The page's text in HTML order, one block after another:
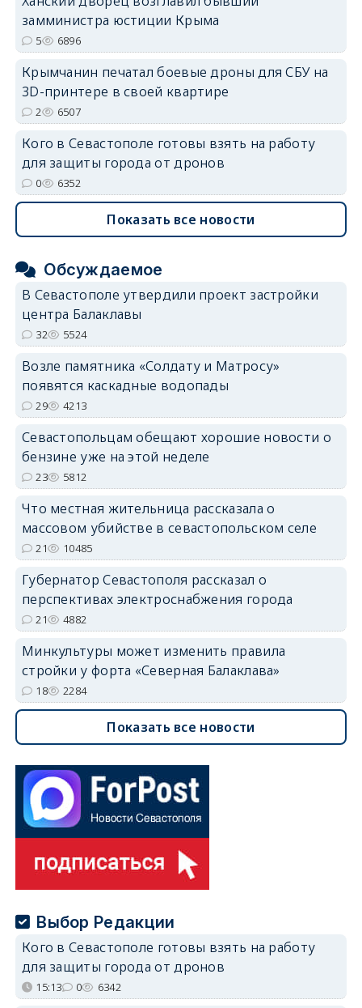
замминистра юстиции Крыма
5 6896
Крымчанин печатал боевые дроны для СБУ на
3D-принтере в своей квартире
2 6507
Кого в Севастополе готовы взять на работу
для защиты города от дронов
0 6352
Показать все новости
Обсуждаемое
В Севастополе утвердили проект застройки
центра Балаклавы
32 5524
Возле памятника «Солдату и Матросу»
появятся каскадные водопады
29 4213
Севастопольцам обещают хорошие новости о
бензине уже на этой неделе
23 5812
Что местная жительница рассказала о
массовом убийстве в севастопольском селе
21 10485
Губернатор Севастополя рассказал о
перспективах электроснабжения города
21 4882
Минкультуры может изменить правила
стройки у форта «Северная Балаклава»
18 2284
Показать все новости
Выбор Редакции
Кого в Севастополе готовы взять на работу
для защиты города от дронов
15:13 0 6342